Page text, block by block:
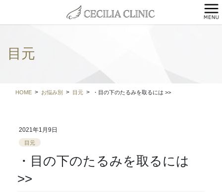
テ
ゲ
目元
HOME お悩み別 目元 ・目の下のたるみを取るには >>
2021年1月9日
目元
・目の下のたるみを取るには
>>